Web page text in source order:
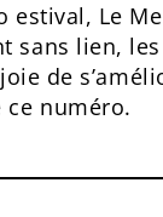
estival, Le
sans lien,
de
ce numéro.